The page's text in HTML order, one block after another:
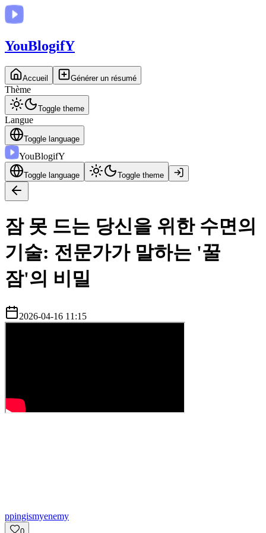
YouBlogifY
Accueil Générer un résumé
Thème
Toggle theme
Langue
Toggle language
YouBlogifY
Toggle language Toggle theme
잠 못 드는 당신을 위한 수면의
기술: 전문가가 말하는 '꿀
잠'의 비밀
2026-04-16 11:15
ppingismyenemy